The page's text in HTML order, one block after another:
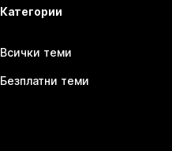
Категории
Всички теми
Безплатни теми